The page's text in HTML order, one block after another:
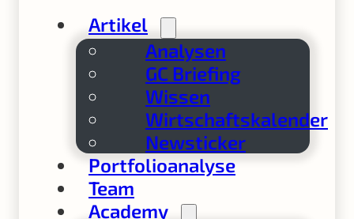
Artikel
Analysen
GC Briefing
Wissen
Wirtschaftskalender
Newsticker
Portfolioanalyse
Team
Academy